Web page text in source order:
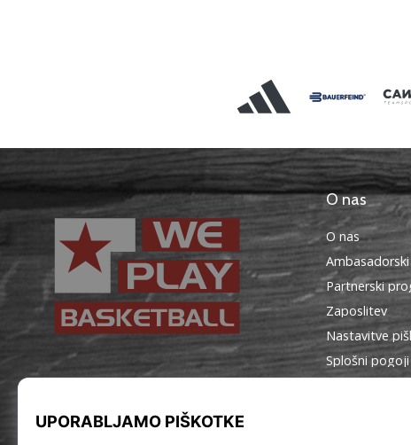
WePlayBasketball.si
O nas
O nas
Partnerski
Zaposlitev
Nastavitve
Splošni